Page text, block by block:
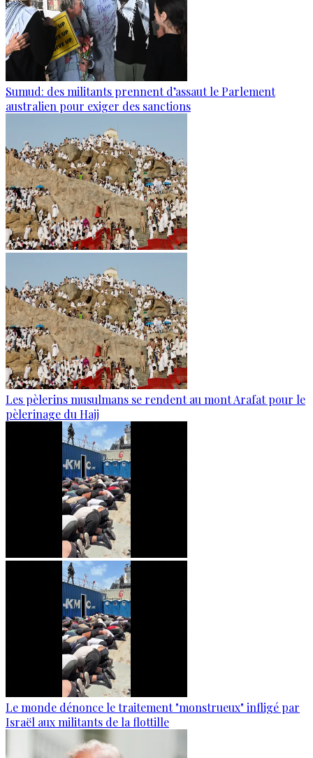
Sumud: des militants prennent d’assaut le Parlement
australien pour exiger des sanctions
Les pèlerins musulmans se rendent au mont Arafat pour le
pèlerinage du Hajj
Le monde dénonce le traitement "monstrueux" infligé par
Israël aux militants de la flottille